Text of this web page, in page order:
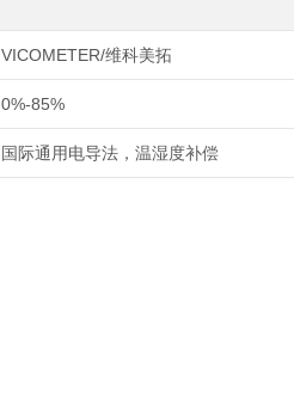
VICOMETER/维科美拓
0%-85%
国际通用电导法，温湿度补偿